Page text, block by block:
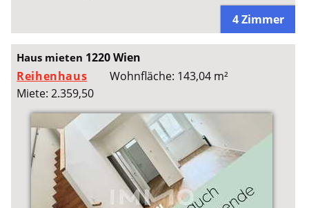
4 Zimmer
Haus mieten 1220 Wien
Reihenhaus
Wohnfläche: 143,04 m²
Miete: 2.359,50